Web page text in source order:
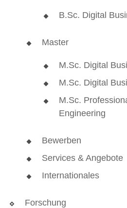
B.Sc. Digital
Master
M.Sc. Digital
M.Sc. Digital
M.Sc.
Engineering
Bewerben
Services & Angebote
Internationales
Forschung